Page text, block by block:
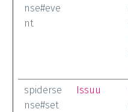
nse#eve
nt
spiderse
nse#set
Issuu